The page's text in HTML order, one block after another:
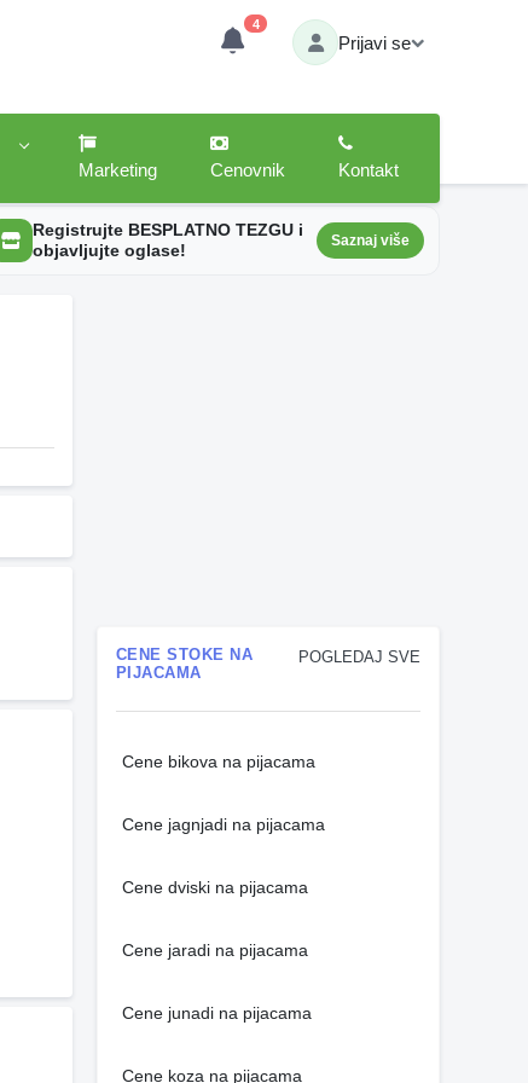
4
Prijavi se
Marketing
Cenovnik Kontakt
Registrujte BESPLATNO TEZGU i
objavljujte oglase!
Saznaj više
POGLEDAJ SVE
CENE STOKE NA
PIJACAMA
Cene bikova na pijacama
Cene jagnjadi na pijacama
Cene dviski na pijacama
Cene jaradi na pijacama
Cene junadi na pijacama
Cene koza na pijacama